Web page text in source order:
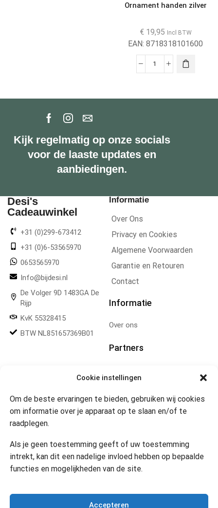
Cookie instellingen
Om de beste ervaringen te bieden, gebruiken wij cookies
om informatie over je apparaat op te slaan en/of te
raadplegen.
Als je geen toestemming geeft of uw toestemming
intrekt, kan dit een nadelige invloed hebben op bepaalde
functies en mogelijkheden van de site.
Accepteren
Ornament handen zilver
8718318101600
Kijk regelmatig op onze socials
voor de laaste updates en
aanbiedingen.
Desi's
Cadeauwinkel
+31 (0)299-673412
+31 (0)6-53565970
0653565970
Info@bijdesi.nl
De Volger 9D 1483GA De
Rijp
KvK 55328415
BTW NL851657369B01
Informatie
Over Ons
Privacy en Cookies
Algemene Voorwaarden
Garantie en Retouren
Contact
Informatie
Over ons
Partners
Openingstijden
Website 24/7
Contact
in te schakelen
Copyright © 2024 Desi’s Cadeauwinkel –Bijdesi.nl.